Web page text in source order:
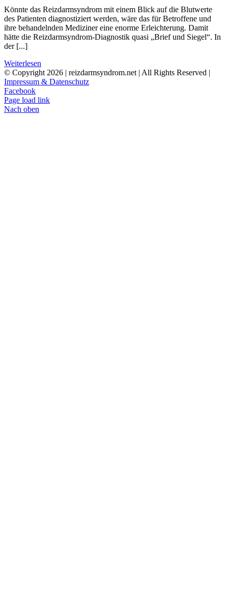
Könnte das Reizdarmsyndrom mit einem Blick auf die Blutwerte
des Patienten diagnostiziert werden, wäre das für Betroffene und
ihre behandelnden Mediziner eine enorme Erleichterung. Damit
hätte die Reizdarmsyndrom-Diagnostik quasi „Brief und Siegel“. In
der [...]
Weiterlesen
© Copyright 2026 | reizdarmsyndrom.net | All Rights Reserved |
Impressum & Datenschutz
Facebook
Page load link
Nach oben